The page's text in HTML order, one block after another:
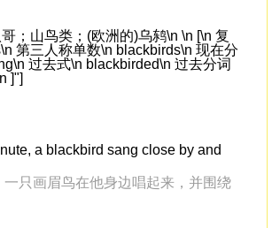
；山鸟类；(欧洲的)乌鸫\n \n [\n 复
第三人称单数\n blackbirds\n 现在分
过去式\n blackbirded\n 过去分词
]"]
a blackbird sang close by and
一只画眉鸟在他身边唱起来，并围绕